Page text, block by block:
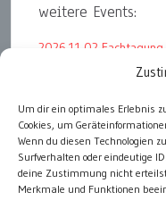
Um dir ein optimales Erlebnis
Cookies, um
Wenn du diesen Technologien
Surfverhalten oder eindeutige
deine Zustimmung nicht
Merkmale und Funktionen
weitere Events:
2026.11.02
2026.08.07
2026.08.29 Arlberger
2026.08.08 Infoaktion